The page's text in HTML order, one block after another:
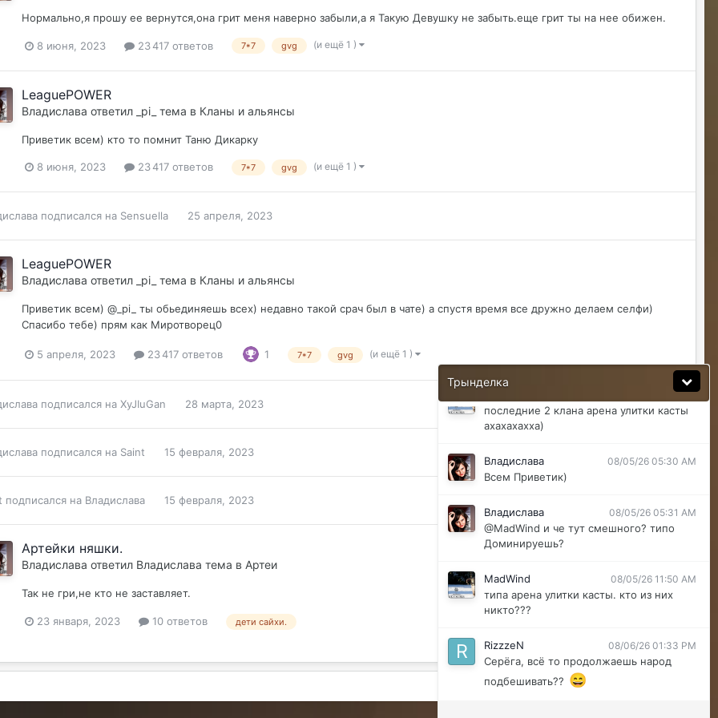
Нормально,я прошу ее вернутся,она грит меня наверно забыли,а я Такую Девушку не забыть.еще грит ты на нее обижен.
8 июня, 2023 23 417 ответов 7*7 gvg (и ещё 1 )
LeaguePOWER
Владислава ответил _pi_ тема в Кланы и альянсы
Приветик всем) кто то помнит Таню Дикарку
8 июня, 2023 23 417 ответов 7*7 gvg (и ещё 1 )
подписался на Sensuella 25 апреля, 2023
LeaguePOWER
Владислава ответил _pi_ тема в Кланы и альянсы
Приветик всем) @_pi_ ты обьединяешь всех) недавно такой срач был в чате) а спустя время все дружно делаем селфи)
Спасибо тебе) прям как Миротворец0
5 апреля, 2023 23 417 ответов 1 7*7 gvg (и ещё 1 )
подписался на XyJIuGan 28 марта, 2023
подписался на Saint 15 февраля, 2023
подписался на Владислава 15 февраля, 2023
Артейки няшки.
Владислава ответил Владислава тема в Артеи
Так не гри,не кто не заставляет.
23 января, 2023 10 ответов дети сайхи.
Трынделка
это печально (
встретила.
вот наступит осень и народ вернется
08/04/26 08:56 PM
последние 2 клана арена улитки касты
ахахахахха)
Владислава 08/05/26 05:30 AM
Всем Приветик)
Владислава 08/05/26 05:31 AM
@MadWind и че тут смешного? типо
Доминируешь?
MadWind 08/05/26 11:50 AM
типа арена улитки касты. кто из них
никто???
RizzzeN 08/06/26 01:33 PM
Серёга, всё то продолжаешь народ
подбешивать?? 😄